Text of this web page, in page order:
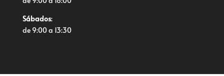
Sábados:
de 9:00 a 13:30